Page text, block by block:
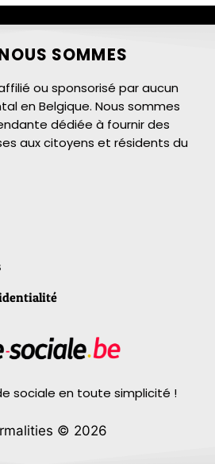
SOMMES
ou sponsorisé par aucun
en Belgique. Nous sommes
dédiée à fournir des
aux citoyens et résidents du
sociale en toute simplicité !
© 2026